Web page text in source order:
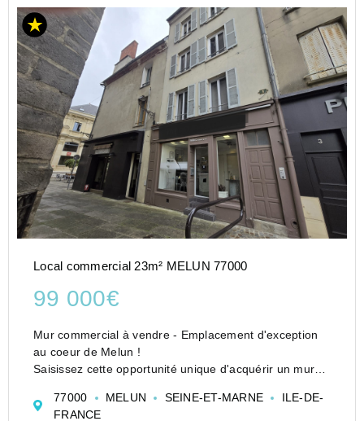
Local commercial 23m² MELUN 77000
99 000€
Mur commercial à vendre - Emplacement d'exception
au coeur de Melun !
Saisissez cette opportunité unique d'acquérir un mur
du centre-ville de Melun. Profitez d'un emplacement
77000 MELUN SEINE-ET-MARNE
ILE-DE-
FRANCE